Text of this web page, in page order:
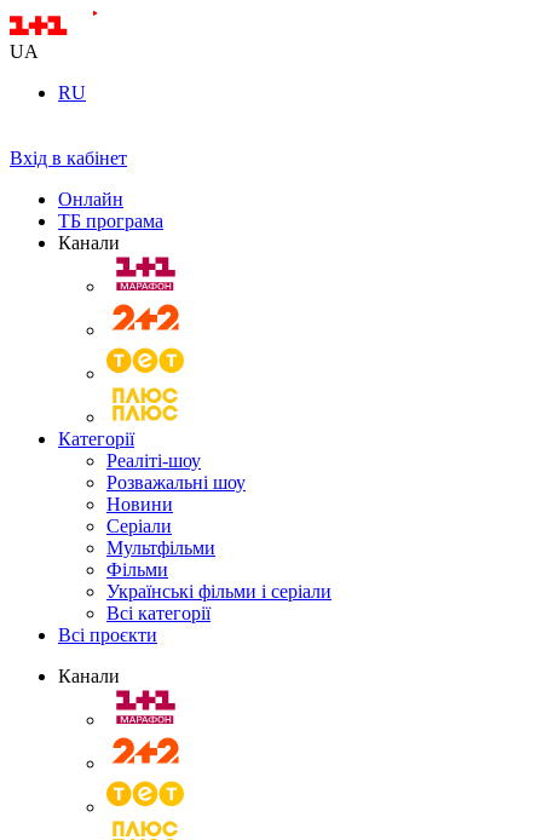
UA
RU
Вхід в кабінет
Онлайн
ТБ програма
Канали
Категорії
Реаліті-шоу
Розважальні шоу
Новини
Серіали
Мультфільми
Фільми
Українські фільми і серіали
Всі категорії
Всі проєкти
Канали